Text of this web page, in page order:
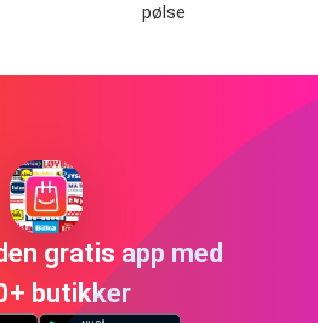
pølse
gratis app med
butikker